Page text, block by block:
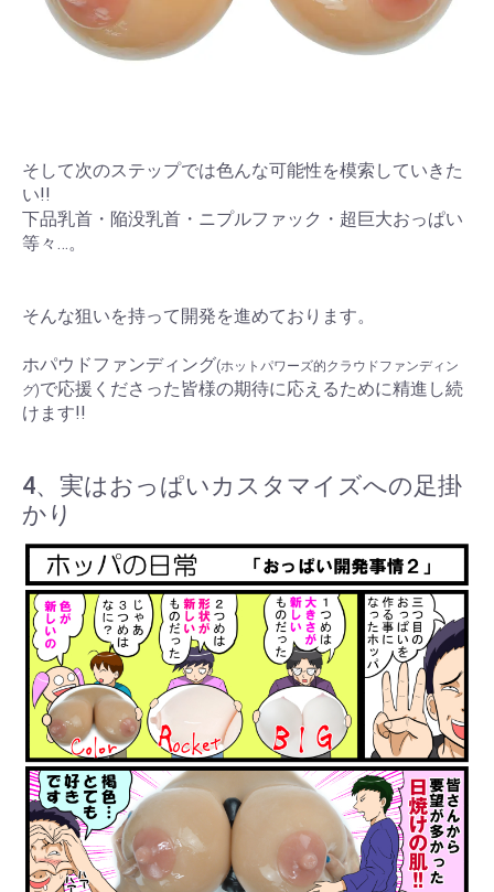
そして次のステップでは色んな可能性を模索していきた
い!!
下品乳首・陥没乳首・ニプルファック・超巨大おっぱい
等々…。
そんな狙いを持って開発を進めております。
ホパウドファンディング(ホットパワーズ的クラウドファンディン
グ)で応援くださった皆様の期待に応えるために精進し続
けます!!
4、実はおっぱいカスタマイズへの足掛
かり